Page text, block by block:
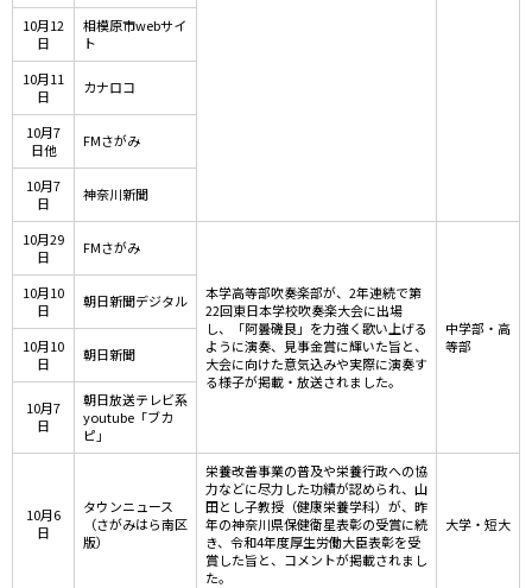
10月12
日
相模原市webサイ
ト
10月11
日
カナロコ
10月7
日他
FMさがみ
10月7
日
神奈川新聞
10月29
日
FMさがみ
本学高等部吹奏楽部が、2年連続で第
22回東日本学校吹奏楽大会に出場
し、「阿曇磯良」を力強く歌い上げる
ように演奏、見事金賞に輝いた旨と、
大会に向けた意気込みや実際に演奏す
る様子が掲載・放送されました。
中学部・高
等部
10月10
日
朝日新聞デジタル
10月10
日
朝日新聞
10月7
日
朝日放送テレビ系
youtube「ブカ
ピ」
10月6
日
タウンニュース
（さがみはら南区
版）
栄養改善事業の普及や栄養行政への協
力などに尽力した功績が認められ、山
田とし子教授（健康栄養学科）が、昨
年の神奈川県保健衛星表彰の受賞に続
き、令和4年度厚生労働大臣表彰を受
賞した旨と、コメントが掲載されまし
た。
大学・短大